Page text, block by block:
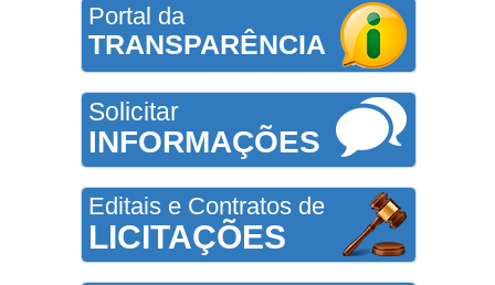
Portal da
TRANSPARÊNCIA
Solicitar
INFORMAÇÕES
Editais e Contratos de
LICITAÇÕES